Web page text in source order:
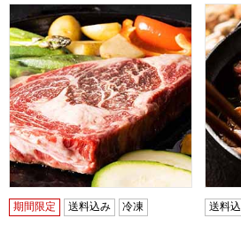
国産 牛ロースポンドステーキ用
期間限定 送料込み 冷凍
肉の
送料